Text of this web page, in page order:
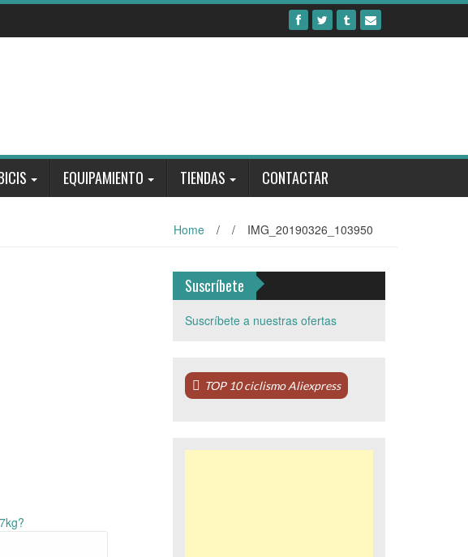
EQUIPAMIENTO TIENDAS CONTACTAR
Home / / IMG_20190326_103950
Suscríbete
Suscríbete a nuestras ofertas
TOP 10 ciclismo Aliexpress